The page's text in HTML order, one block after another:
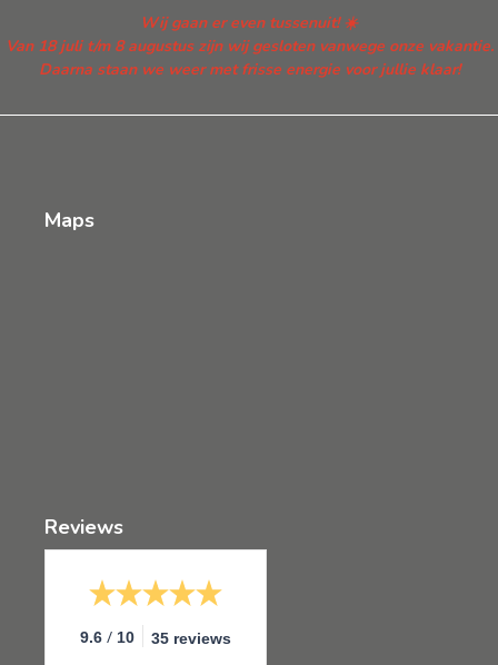
Wij gaan er even tussenuit! ☀️
Van 18 juli t/m 8 augustus zijn wij gesloten vanwege onze vakantie.
Daarna staan we weer met frisse energie voor jullie klaar!
Maps
Reviews
9.6 / 10 35 reviews